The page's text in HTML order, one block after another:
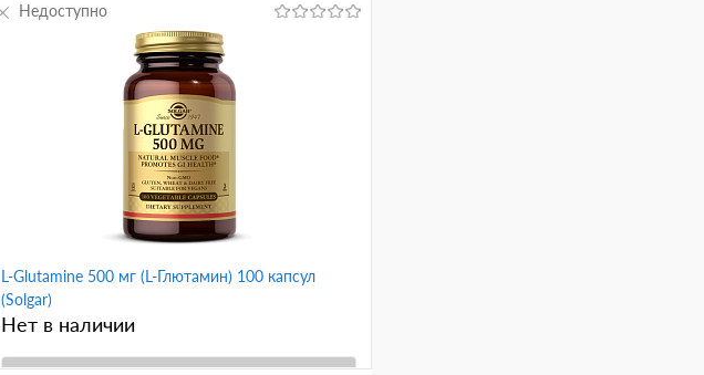
L-Glutamine 500 мг (L-Глютамин) 100 капсул
(Solgar)
Нет в наличии
Недоступно